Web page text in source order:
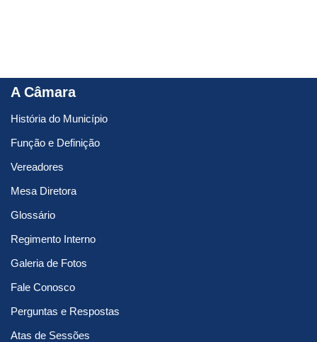
A Câmara
História do Município
Função e Definição
Vereadores
Mesa Diretora
Glossário
Regimento Interno
Galeria de Fotos
Fale Conosco
Perguntas e Respostas
Atas de Sessões